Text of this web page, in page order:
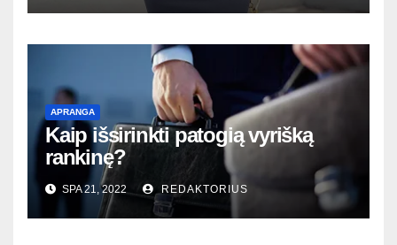
APRANGA
Kaip išsirinkti patogią vyrišką
rankinę?
SPA 21, 2022 REDAKTORIUS